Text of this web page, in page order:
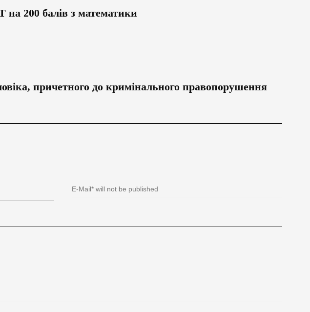
200 балів з математики
причетного до кримінального правопорушення